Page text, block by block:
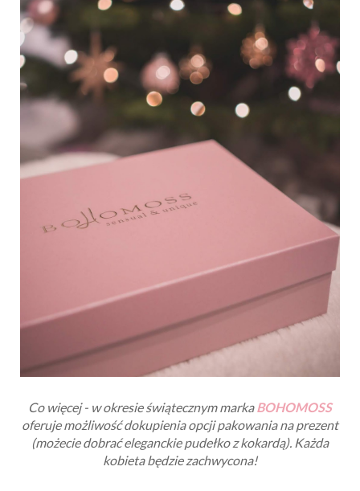
Co więcej - w okresie świątecznym marka BOHOMOSS
oferuje możliwość dokupienia opcji pakowania na prezent
(możecie dobrać eleganckie pudełko z kokardą). Każda
kobieta będzie zachwycona!